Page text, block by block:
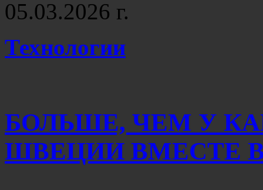
05.03.2026 г.
Технологии
БОЛЬШЕ, ЧЕМ У
ШВЕЦИИ ВМЕСТЕ